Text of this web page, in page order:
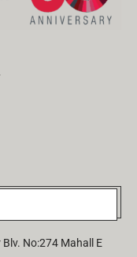
No:274 Mahall E